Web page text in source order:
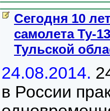
Сегодня 10
самолета Ту-
Тульской
24.08.2014.
в России